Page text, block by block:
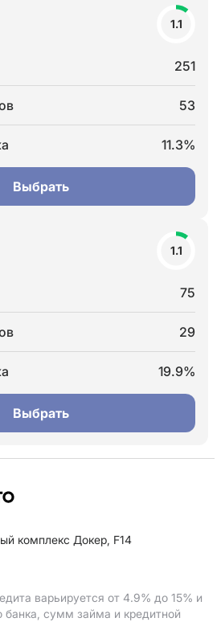
1.1
251
53
11.3%
Выбрать
1.1
75
29
19.9%
Выбрать
комплекс Докер, F14
варьируется от 4.9% до 15% и
банка, сумм займа и кредитной